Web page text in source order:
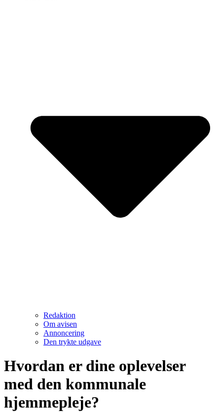
Redaktion
Om avisen
Annoncering
Den trykte udgave
Hvordan er dine oplevelser
med den kommunale
hjemmepleje?